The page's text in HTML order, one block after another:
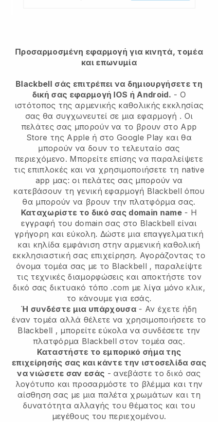
Προσαρμοσμένη εφαρμογή για κινητά, τομέα
και επωνυμία
Blackbell σάς επιτρέπει να δημιουργήσετε τη
δική σας εφαρμογή IOS ή Android. - Ο
ιστότοπος της αρμενικής καθολικής εκκλησίας
σας θα συγχωνευτεί σε μια εφαρμογή . Οι
πελάτες σας μπορούν να το βρουν στο App
Store της Apple ή στο Google Play και θα
μπορούν να δουν το τελευταίο σας
περιεχόμενο. Μπορείτε επίσης να παραλείψετε
τις επιπλοκές και να χρησιμοποιήσετε τη native
app μας: οι πελάτες σας μπορούν να
κατεβάσουν τη γενική εφαρμογή Blackbell όπου
θα μπορούν να βρουν την πλατφόρμα σας.
Καταχωρίστε το δικό σας domain name- Η
εγγραφή του domain σας στο Blackbell είναι
γρήγορη και εύκολη. Δώστε μια επαγγελματική
και κηλίδα εμφάνιση στην αρμενική καθολική
εκκλησιαστική σας επιχείρηση. Αγοράζοντας το
όνομα τομέα σας με το Blackbell , παραλείψτε
τις τεχνικές διαμορφώσεις και αποκτήστε τον
δικό σας δικτυακό τόπο .com με λίγα μόνο κλικ,
το κάνουμε για εσάς.
Ή συνδέστε μια υπάρχουσα- Αν έχετε ήδη
έναν τομέα αλλά θέλετε να χρησιμοποιήσετε το
Blackbell , μπορείτε εύκολα να συνδέσετε την
πλατφόρμα Blackbell στον τομέα σας.
Καταστήστε το εμπορικό σήμα της
επιχείρησής σας και κάντε την ιστοσελίδα σας
να νιώσετε σαν εσάς - ανεβάστε το δικό σας
λογότυπο και προσαρμόστε το βλέμμα και την
αίσθηση σας με μια παλέτα χρωμάτων και τη
δυνατότητα αλλαγής του θέματος και του
μεγέθους του περιεχομένου.